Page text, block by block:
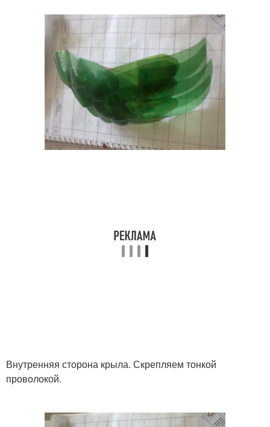
Внутренняя сторона крыла. Скрепляем тонкой
проволокой.